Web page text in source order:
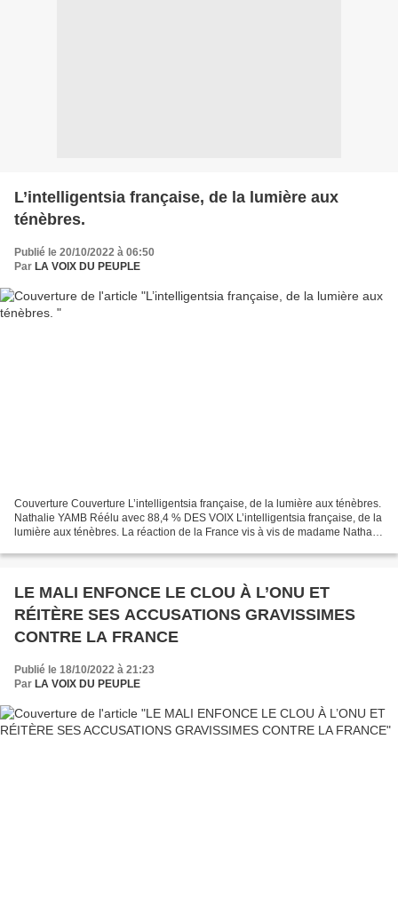
L’intelligentsia française, de la lumière aux
ténèbres.
Publié le 20/10/2022 à 06:50
Par LA VOIX DU PEUPLE
Couverture Couverture L’intelligentsia française, de la lumière aux ténèbres.
Nathalie YAMB Réélu avec 88,4 % DES VOIX L’intelligentsia française, de la
lumière aux ténèbres. La réaction de la France vis à vis de madame Nathalie
LE MALI ENFONCE LE CLOU À L’ONU ET
RÉITÈRE SES ACCUSATIONS GRAVISSIMES
CONTRE LA FRANCE
Publié le 18/10/2022 à 21:23
Par LA VOIX DU PEUPLE